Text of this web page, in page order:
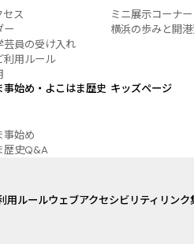
セス
ー
芸員の受け入れ
利用ルール
ミニ展示コーナー
横浜の歩みと開
事始め・よこはま歴史
事始め
歴史Q&A
キッズページ
用ルールウェブアクセシビリティ リンク